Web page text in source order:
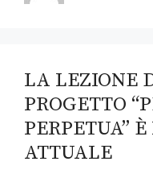
LA LEZIONE
PROGETTO
PERPETUA”
ATTUALE